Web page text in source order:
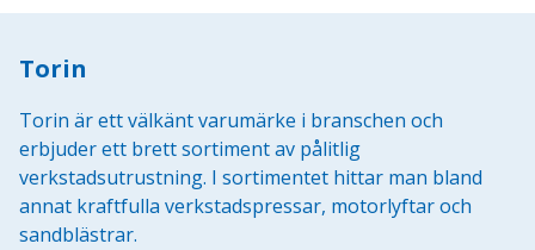
Torin
Torin är ett välkänt varumärke i branschen och
erbjuder ett brett sortiment av pålitlig
verkstadsutrustning. I sortimentet hittar man bland
annat kraftfulla verkstadspressar, motorlyftar och
sandblästrar.